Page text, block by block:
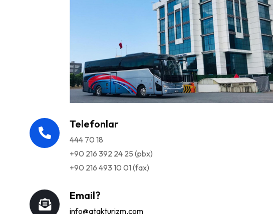
Telefonlar
444 70 18
+90 216 392 24 25 (pbx)
+90 216 493 10 01 (fax)
Email?
info@atakturizm.com